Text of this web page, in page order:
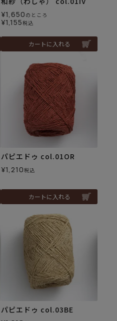
¥1,650 のところ
¥1,155税込
カートに入れる
パピエドゥ col.01OR
¥1,210税込
カートに入れる
パピエドゥ col.03BE